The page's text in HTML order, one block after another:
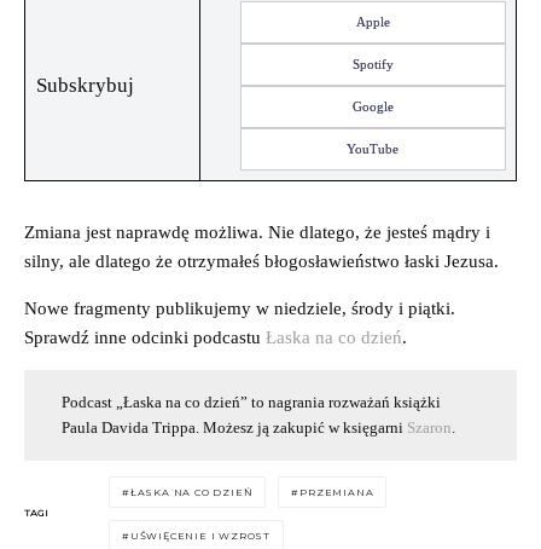
Subskrybuj
Apple
Spotify
Google
YouTube
Zmiana jest naprawdę możliwa. Nie dlatego, że jesteś mądry i
silny, ale dlatego że otrzymałeś błogosławieństwo łaski Jezusa.
Nowe fragmenty publikujemy w niedziele, środy i piątki.
Sprawdź inne odcinki podcastu Łaska na co dzień.
Podcast „Łaska na co dzień” to nagrania rozważań książki
Paula Davida Trippa. Możesz ją zakupić w księgarni Szaron.
TAGI
ŁASKA NA CO DZIEŃ PRZEMIANA
UŚWIĘCENIE I WZROST